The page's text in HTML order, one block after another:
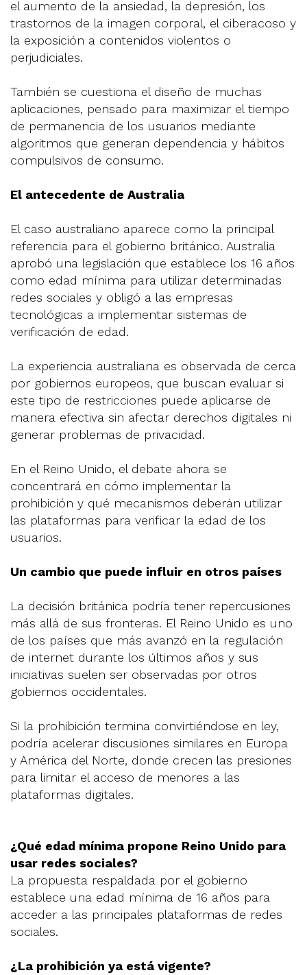
el aumento de la ansiedad, la depresión, los
trastornos de la imagen corporal, el ciberacoso y
la exposición a contenidos violentos o
perjudiciales.
También se cuestiona el diseño de muchas
aplicaciones, pensado para maximizar el tiempo
de permanencia de los usuarios mediante
algoritmos que generan dependencia y hábitos
compulsivos de consumo.
El antecedente de Australia
El caso australiano aparece como la principal
referencia para el gobierno británico. Australia
aprobó una legislación que establece los 16 años
como edad mínima para utilizar determinadas
redes sociales y obligó a las empresas
tecnológicas a implementar sistemas de
verificación de edad.
La experiencia australiana es observada de cerca
por gobiernos europeos, que buscan evaluar si
este tipo de restricciones puede aplicarse de
manera efectiva sin afectar derechos digitales ni
generar problemas de privacidad.
En el Reino Unido, el debate ahora se
concentrará en cómo implementar la
prohibición y qué mecanismos deberán utilizar
las plataformas para verificar la edad de los
usuarios.
Un cambio que puede influir en otros países
La decisión británica podría tener repercusiones
más allá de sus fronteras. El Reino Unido es uno
de los países que más avanzó en la regulación
de internet durante los últimos años y sus
iniciativas suelen ser observadas por otros
gobiernos occidentales.
Si la prohibición termina convirtiéndose en ley,
podría acelerar discusiones similares en Europa
y América del Norte, donde crecen las presiones
para limitar el acceso de menores a las
plataformas digitales.
¿Qué edad mínima propone Reino Unido para
usar redes sociales?
La propuesta respaldada por el gobierno
establece una edad mínima de 16 años para
acceder a las principales plataformas de redes
sociales.
¿La prohibición ya está vigente?